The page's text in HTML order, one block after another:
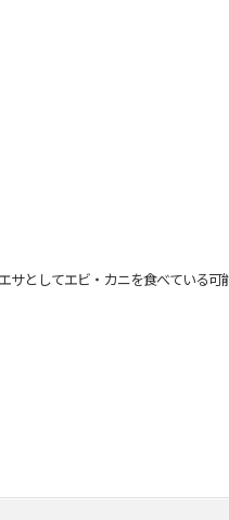
としてエビ・カニを食べている可